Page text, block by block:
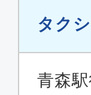
タク
青森